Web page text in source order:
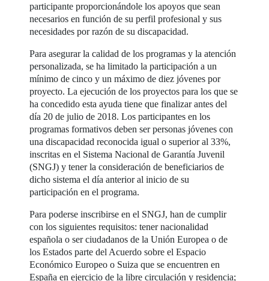
participante proporcionándole los apoyos que sean
necesarios en función de su perfil profesional y sus
necesidades por razón de su discapacidad.
Para asegurar la calidad de los programas y la atención
personalizada, se ha limitado la participación a un
mínimo de cinco y un máximo de diez jóvenes por
proyecto. La ejecución de los proyectos para los que se
ha concedido esta ayuda tiene que finalizar antes del
día 20 de julio de 2018. Los participantes en los
programas formativos deben ser personas jóvenes con
una discapacidad reconocida igual o superior al 33%,
inscritas en el Sistema Nacional de Garantía Juvenil
(SNGJ) y tener la consideración de beneficiarios de
dicho sistema el día anterior al inicio de su
participación en el programa.
Para poderse inscribirse en el SNGJ, han de cumplir
con los siguientes requisitos: tener nacionalidad
española o ser ciudadanos de la Unión Europea o de
los Estados parte del Acuerdo sobre el Espacio
Económico Europeo o Suiza que se encuentren en
España en ejercicio de la libre circulación y residencia;